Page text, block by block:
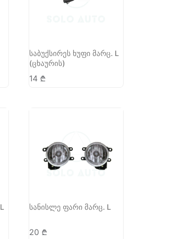
საბუქსირეს ხუფი მარც. L
(ცხაურის)
14 ₾
სანისლე ფარი მარც. L
20 ₾